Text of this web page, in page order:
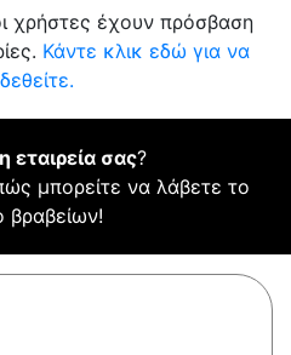
χρήστες έχουν πρόσβαση
Κάντε κλικ εδώ για να
εταιρεία σας?
μπορείτε να λάβετε το
βραβείων!